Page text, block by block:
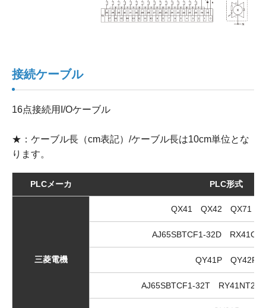
接続ケーブル
16点接続用I/Oケーブル
★：ケーブル長（cm表記）/ケーブル長は10cm単位とな
ります。
PLCメーカ PLC形式
三菱電機
QX41 QX42 QX71
AJ65SBTCF1-32D
QY41P QY42P
AJ65SBTCF1-32T RY41NT2P